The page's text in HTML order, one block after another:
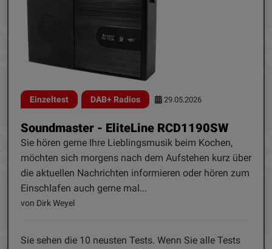
Einzeltest DAB+ Radios 29.05.2026
Soundmaster - EliteLine RCD1190SW
Sie hören gerne Ihre Lieblingsmusik beim Kochen,
möchten sich morgens nach dem Aufstehen kurz über
die aktuellen Nachrichten informieren oder hören zum
Einschlafen auch gerne mal...
von Dirk Weyel
Sie sehen die 10 neusten Tests. Wenn Sie alle Tests